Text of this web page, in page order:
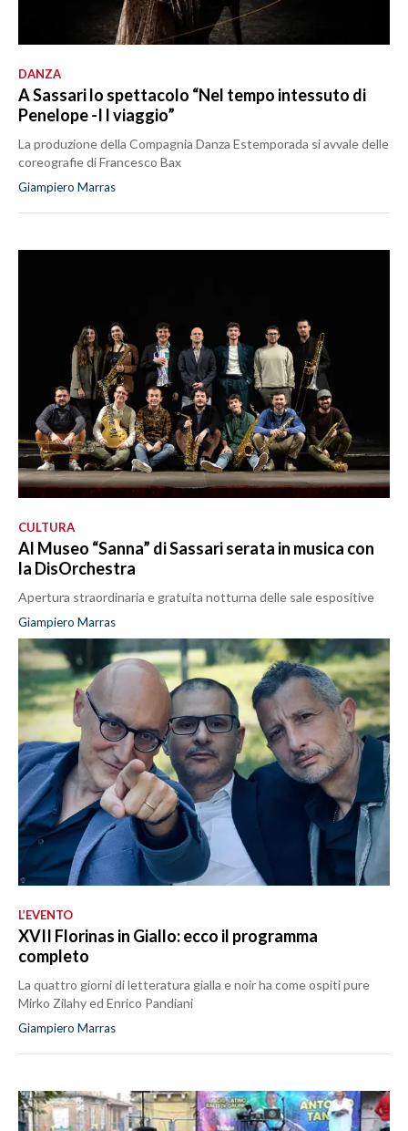
DANZA
A Sassari lo spettacolo “Nel tempo intessuto di
Penelope -I l viaggio”
La produzione della Compagnia Danza Estemporada si avvale delle
coreografie di Francesco Bax
Giampiero Marras
CULTURA
Al Museo “Sanna” di Sassari serata in musica con
la DisOrchestra
Apertura straordinaria e gratuita notturna delle sale espositive
Giampiero Marras
L’EVENTO
XVII Florinas in Giallo: ecco il programma
completo
La quattro giorni di letteratura gialla e noir ha come ospiti pure
Mirko Zilahy ed Enrico Pandiani
Giampiero Marras